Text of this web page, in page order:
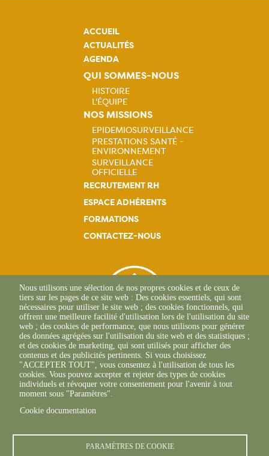
Nous utilisons une sélection de nos propres cookies et de ceux de
tiers sur les pages de ce site web : Des cookies essentiels, qui sont
nécessaires pour utiliser le site web ; des cookies fonctionnels, qui
offrent une meilleure facilité d'utilisation lors de l'utilisation du site
web ; des cookies de performance, que nous utilisons pour générer
des données agrégées sur l'utilisation du site web et des statistiques ;
et des cookies de marketing, qui sont utilisés pour afficher des
contenus et des publicités pertinents. Si vous choisissez
"ACCEPTER TOUT", vous consentez à l'utilisation de tous les
cookies. Vous pouvez accepter et rejeter des types de cookies
individuels et révoquer votre consentement pour l'avenir à tout
moment sous "Paramètres".
Cookie documentation
PARAMÈTRES DE COOKIE
ACCUEIL
ACTUALITÉS
AGENDA
QUI SOMMES-NOUS
Navigation
principale
HISTOIRE
L'ÉQUIPE
NOS MISSIONS
Navigation
principale
EPIDEMIOSURVEILLANCE
PRESTATIONS SANTÉ -
ENVIRONNEMENT
SURVEILLANCE
OFFICIELLE
RECRUTEMENT RH
ESPACE ADHÉRENTS
FORMATIONS
CONTACTEZ-NOUS
L'Osteria
20117 CAURO
+33 04 95 26 68 81